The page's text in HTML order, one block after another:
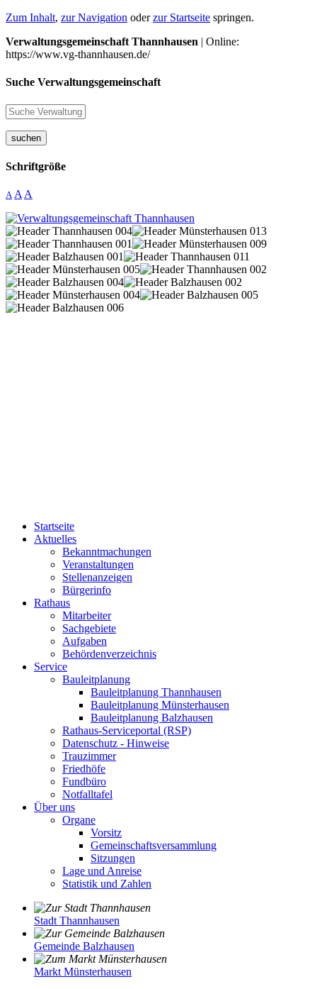
Zum Inhalt, zur Navigation oderzur Startseite springen.
Verwaltungsgemeinschaft Thannhausen | Online:
https://www.vg-thannhausen.de/
Suche Verwaltungsgemeinschaft
suchen
Schriftgröße
A A A
Startseite
Aktuelles
Bekanntmachungen
Veranstaltungen
Stellenanzeigen
Bürgerinfo
Rathaus
Mitarbeiter
Sachgebiete
Aufgaben
Behördenverzeichnis
Service
Bauleitplanung
Bauleitplanung Thannhausen
Bauleitplanung Münsterhausen
Bauleitplanung Balzhausen
Rathaus-Serviceportal (RSP)
Datenschutz - Hinweise
Trauzimmer
Friedhöfe
Fundbüro
Notfalltafel
Über uns
Organe
Vorsitz
Gemeinschaftsversammlung
Sitzungen
Lage und Anreise
Statistik und Zahlen
Stadt Thannhausen
Gemeinde Balzhausen
Markt Münsterhausen